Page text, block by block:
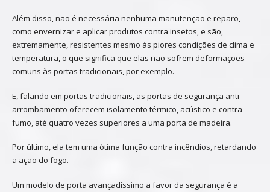
Além disso, não é necessária nenhuma manutenção e reparo,
como envernizar e aplicar produtos contra insetos, e são,
extremamente, resistentes mesmo às piores condições de clima e
temperatura, o que significa que elas não sofrem deformações
comuns às portas tradicionais, por exemplo.
E, falando em portas tradicionais, as portas de segurança anti-
arrombamento oferecem isolamento térmico, acústico e contra
fumo, até quatro vezes superiores a uma porta de madeira.
Por último, ela tem uma ótima função contra incêndios, retardando
a ação do fogo.
Um modelo de porta avançadíssimo a favor da segurança é a